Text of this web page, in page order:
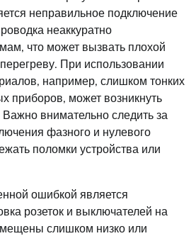
неправильное подключение
неаккуратно
что может вызвать плохой
При использовании
например, слишком тонких
приборов, может возникнуть
внимательно следить за
фазного и нулевого
поломки устройства или
ошибкой является
розеток и выключателей на
слишком низко или